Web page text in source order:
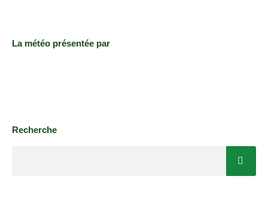
La météo présentée par
Recherche